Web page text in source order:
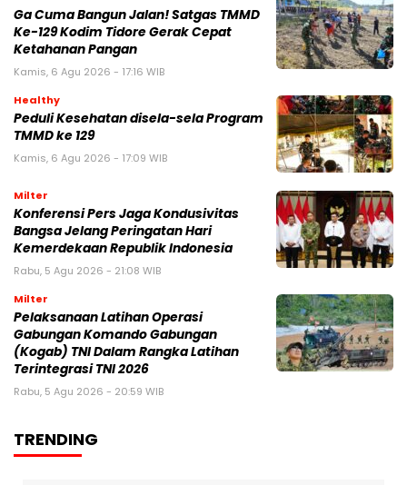
Ga Cuma Bangun Jalan! Satgas TMMD
Ke-129 Kodim Tidore Gerak Cepat
Ketahanan Pangan
Kamis, 6 Agu 2026 - 17:16 WIB
Healthy
Peduli Kesehatan disela-sela Program
TMMD ke 129
Kamis, 6 Agu 2026 - 17:09 WIB
Milter
Konferensi Pers Jaga Kondusivitas
Bangsa Jelang Peringatan Hari
Kemerdekaan Republik Indonesia
Rabu, 5 Agu 2026 - 21:08 WIB
Milter
Pelaksanaan Latihan Operasi
Gabungan Komando Gabungan
(Kogab) TNI Dalam Rangka Latihan
Terintegrasi TNI 2026
Rabu, 5 Agu 2026 - 20:59 WIB
TRENDING